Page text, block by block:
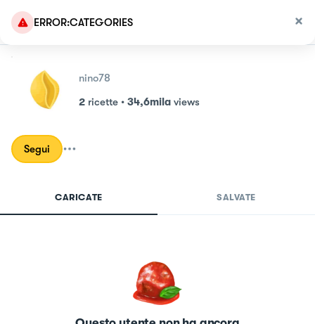
ERROR:CATEGORIES
nino78
2 ricette • 34,6mila views
Segui
CARICATE SALVATE